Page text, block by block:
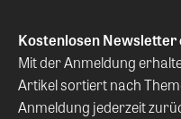
Kostenlosen
Mit der Anmeldung
Artikel sortiert nach
Anmeldung jederzeit